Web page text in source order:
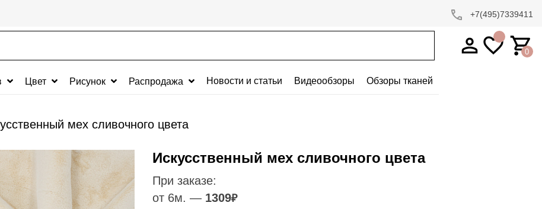
+7(495)7339411
0
Цвет Рисунок Распродажа Новости и статьи Видеообзоры Обзоры тканей
мех сливочного цвета
Искусственный мех сливочного цвета
При заказе:
от 6м. — 1309₽